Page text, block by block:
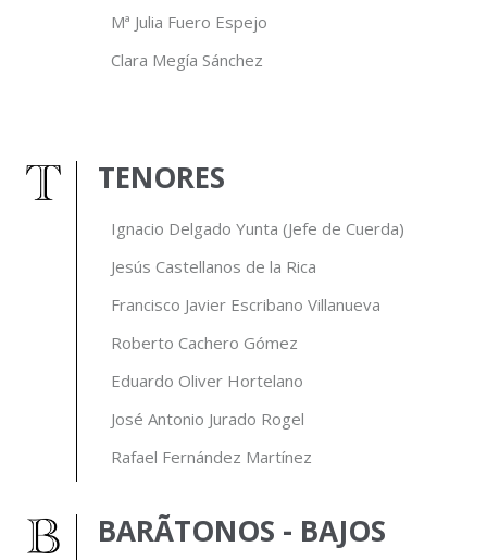
Mª Julia Fuero Espejo
Clara Megía Sánchez
TENORES
Ignacio Delgado Yunta (Jefe de Cuerda)
Jesús Castellanos de la Rica
Francisco Javier Escribano Villanueva
Roberto Cachero Gómez
Eduardo Oliver Hortelano
José Antonio Jurado Rogel
Rafael Fernández Martínez
BARÃTONOS - BAJOS